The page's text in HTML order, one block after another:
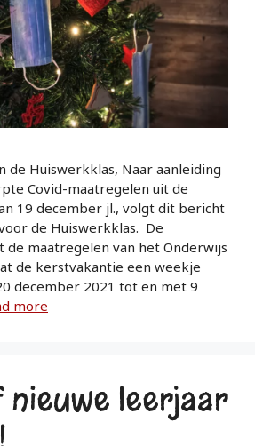
de Huiswerkklas, Naar aanleiding
Covid-maatregelen uit de
19 december jl., volgt dit bericht
de Huiswerkklas. De
de maatregelen van het Onderwijs
de kerstvakantie een weekje
december 2021 tot en met 9
more
leerjaar